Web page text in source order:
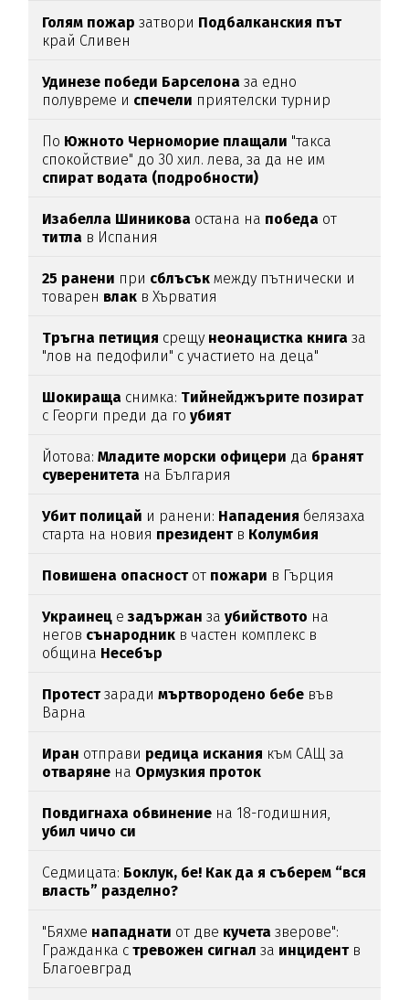
Голям пожар затвори Подбалканския път
край Сливен
Удинезе победи Барселона за едно
полувреме и спечели приятелски турнир
По Южното Черноморие плащали "такса
спокойствие" до 30 хил. лева, за да не им
спират водата (подробности)
Изабелла Шиникова остана на победа от
титла в Испания
25 ранени при сблъсък между пътнически и
товарен влак в Хърватия
Тръгна петиция срещу неонацистка книга за
"лов на педофили" с участието на деца"
Шокираща снимка: Тийнейджърите позират
с Георги преди да гоубият
Йотова:Младите морски офицери да бранят
суверенитета на България
Убит полицай и ранени: Нападения белязаха
старта на новия президентв Колумбия
Повишена опасностот пожари в Гърция
Украинец езадържан заубийството на
негов сънародник в частен комплекс в
община Несебър
Протестзарадимъртвородено бебе във
Варна
Иран отправи редица искания към САЩ за
отваряне на Ормузкия проток
Повдигнаха обвинение на 18-годишния,
убил чичо си
Седмицата: Боклук, бе! Как да я съберем “вся
власть” разделно?
"Бяхме нападнати от две кучета зверове":
Гражданка стревожен сигнал за инцидентв
Благоевград